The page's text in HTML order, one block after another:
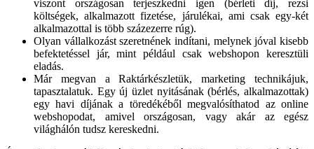
viszont országosan terjeszkedni igen (bérleti díj, rezsi
költségek, alkalmazott fizetése, járulékai, ami csak egy-két
alkalmazottal is több százezerre rúg).
Olyan vállalkozást szeretnének indítani, melynek jóval kisebb
befektetéssel jár, mint például csak webshopon keresztüli
eladás.
Már megvan a Raktárkészletük, marketing technikájuk,
tapasztalatuk. Egy új üzlet nyitásának (bérlés, alkalmazottak)
egy havi díjának a töredékéből megvalósíthatod az online
webshopodat, amivel országosan, vagy akár az egész
világhálón tudsz kereskedni.